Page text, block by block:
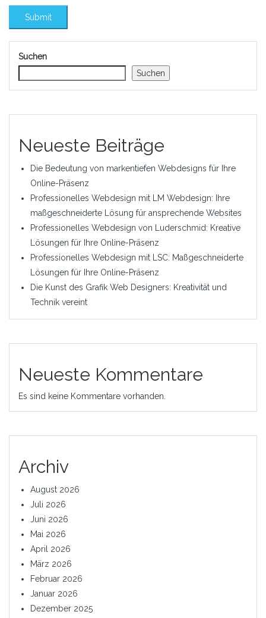
Suchen
Suchen
Neueste Beiträge
Die Bedeutung von markentiefen Webdesigns für Ihre
Online-Präsenz
Professionelles Webdesign mit LM Webdesign: Ihre
maßgeschneiderte Lösung für ansprechende Websites
Professionelles Webdesign von Luderschmid: Kreative
Lösungen für Ihre Online-Präsenz
Professionelles Webdesign mit LSC: Maßgeschneiderte
Lösungen für Ihre Online-Präsenz
Die Kunst des Grafik Web Designers: Kreativität und
Technik vereint
Neueste Kommentare
Es sind keine Kommentare vorhanden.
Archiv
August 2026
Juli 2026
Juni 2026
Mai 2026
April 2026
März 2026
Februar 2026
Januar 2026
Dezember 2025